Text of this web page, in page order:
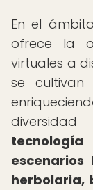
En el
ofrece la
virtuales a
se cultivan
escenarios
herbolaria,